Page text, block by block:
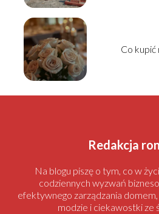
Co kupić
Redakcja
Na blogu piszę o tym, co w
codziennych wyzwań
efektywnego zarządzania
modzie i ciekawostki ze